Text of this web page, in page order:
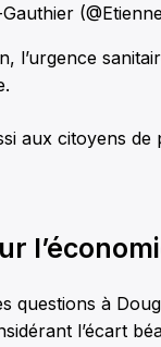
l’urgence
aux citoyens
questions à
l’écart